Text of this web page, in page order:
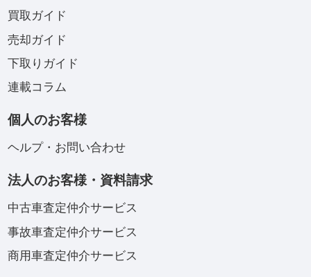
買取ガイド
売却ガイド
下取りガイド
連載コラム
個人のお客様
ヘルプ・お問い合わせ
法人のお客様・資料請求
中古車査定仲介サービス
事故車査定仲介サービス
商用車査定仲介サービス